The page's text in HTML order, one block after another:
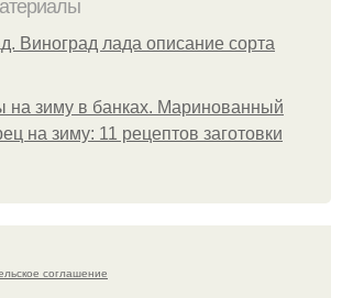
Виноград лада описание сорта
на зиму в банках. Маринованный
на зиму: 11 рецептов заготовки
соглашение